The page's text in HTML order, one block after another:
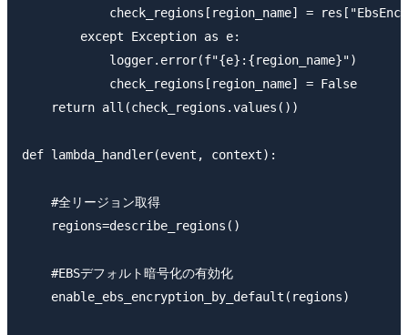
check_regions[region_name] =
        except Exception as e:
            logger.error(f"{e}:{region_name}")
            check_regions[region_name] = False
    return all(check_regions.values())
def lambda_handler(event, context):
    #全リージョン取得
    regions=describe_regions()
    #EBSデフォルト暗号化の有効化
    enable_ebs_encryption_by_default(regions)